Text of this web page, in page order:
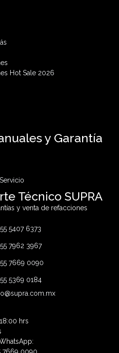
Hot Sale 2026
y Garantía
Técnico SUPRA
y venta de refacciones
55 5407 6373
55 7962 3967
55 7669 0090
55 5369 0184
hrs
7669 0090